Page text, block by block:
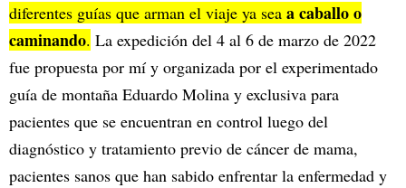
diferentes guías que arman el viaje ya sea a caballo o
caminando. La expedición del 4 al 6 de marzo de 2022
fue propuesta por mí y organizada por el experimentado
guía de montaña Eduardo Molina y exclusiva para
pacientes que se encuentran en control luego del
diagnóstico y tratamiento previo de cáncer de mama,
pacientes sanos que han sabido enfrentar la enfermedad y